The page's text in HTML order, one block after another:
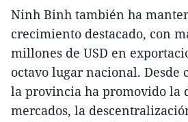
Ninh Binh también ha
crecimiento destacado, con
millones de USD en
octavo lugar nacional. Desde
la provincia ha promovido la
mercados, la